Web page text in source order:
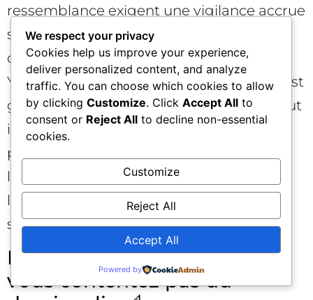
ressemblance exigent une vigilance accrue
sur les droits à l’image et la
communication avec les audiences. Sur
YouTube 2026, soyez explicite sur ce qui est
généré ou modifié par IA lorsque cela peut
influencer la perception. Pour les
partenariats, respectez scrupuleusement
les règles de divulgation (sponsorisation,
liens affiliés, placements de produits) —
surtout dans Shorts où tout va vite.
Mesure et attribution : ne
vous contentez pas du
We respect your privacy
Cookies help us improve your experience,
deliver personalized content, and analyze
traffic. You can choose which cookies to allow
by clicking Customize. Click Accept All to
consent or Reject All to decline non-essential
cookies.
Customize
Reject All
Accept All
Powered by